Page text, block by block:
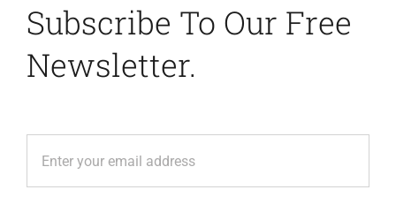
Subscribe To Our Free
Newsletter.